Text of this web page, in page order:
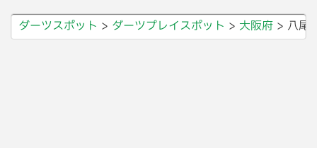
ダーツスポット ダーツプレイスポット 大阪府 八尾